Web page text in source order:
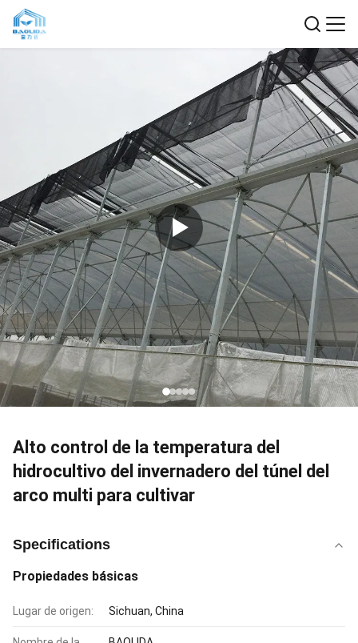
Alto control de la temperatura del
hidrocultivo del invernadero del túnel del
arco multi para cultivar
Specifications
Propiedades básicas
Lugar de origen: Sichuan, China